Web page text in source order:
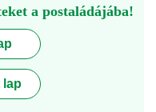
a postaládájába!
lap